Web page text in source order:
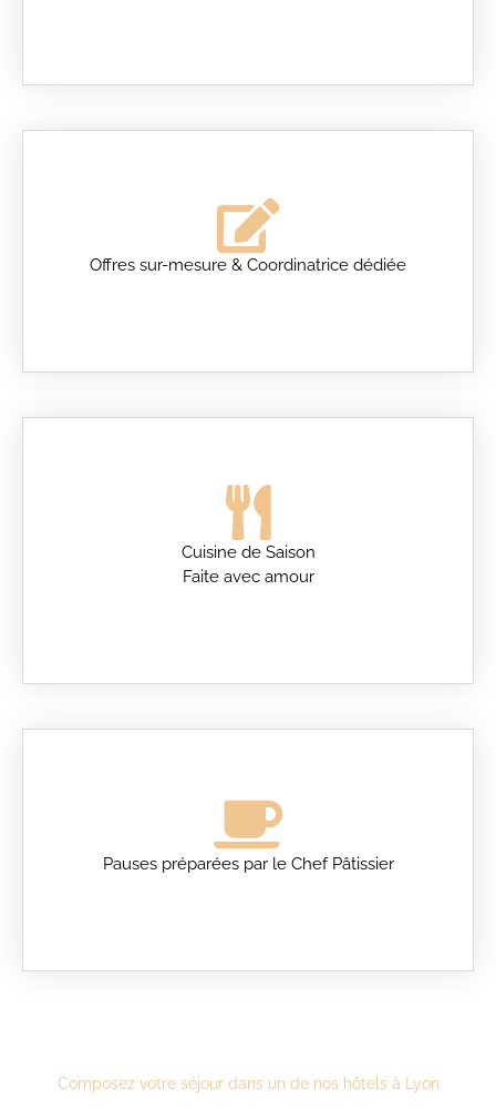
Offres sur-mesure & Coordinatrice dédiée
Cuisine de Saison
Faite avec amour
Pauses préparées par le Chef Pâtissier
Composez votre séjour dans un de nos hôtels à Lyon